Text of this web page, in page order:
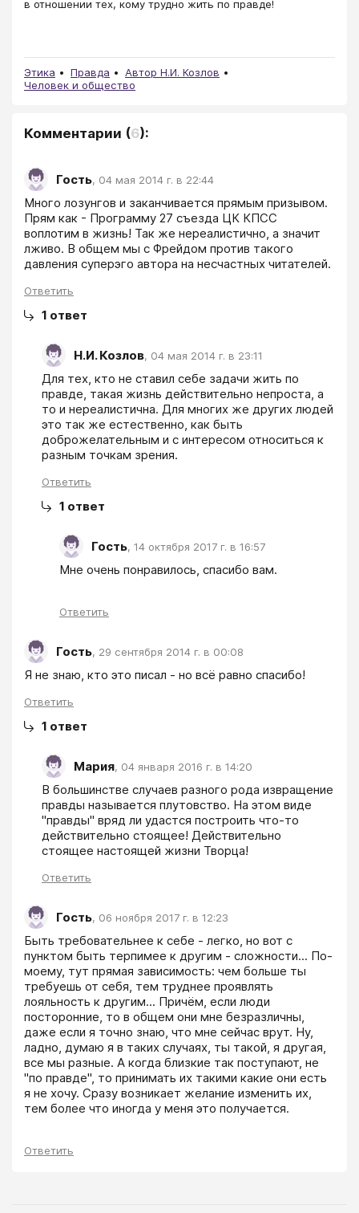
в отношении тех, кому трудно жить по правде!
Этика Правда
Автор Н.И. Козлов
Человек и общество
Комментарии (6):
Гость, 04 мая 2014 г. в 22:44
Много лозунгов и заканчивается прямым призывом.
Прям как - Программу 27 съезда ЦК КПСС
воплотим в жизнь! Так же нереалистично, а значит
лживо. В общем мы с Фрейдом против такого
давления суперэго автора на несчастных читателей.
Ответить
1 ответ
Н.И. Козлов, 04 мая 2014 г. в 23:11
Для тех, кто не ставил себе задачи жить по
правде, такая жизнь действительно непроста, а
то и нереалистична. Для многих же других людей
это так же естественно, как быть
доброжелательным и с интересом относиться к
разным точкам зрения.
Ответить
1 ответ
Гость, 14 октября 2017 г. в 16:57
Мне очень понравилось, спасибо вам.
Ответить
Гость, 29 сентября 2014 г. в 00:08
Ответить
1 ответ
Мария, 04 января 2016 г. в 14:20
В большинстве случаев разного рода извращение
правды называется плутовство. На этом виде
"правды" вряд ли удастся построить что-то
действительно стоящее! Действительно
стоящее настоящей жизни Творца!
Ответить
Гость, 06 ноября 2017 г. в 12:23
Быть требовательнее к себе - легко, но вот с
пунктом быть терпимее к другим - сложности... По-
моему, тут прямая зависимость: чем больше ты
требуешь от себя, тем труднее проявлять
лояльность к другим... Причём, если люди
посторонние, то в общем они мне безразличны,
даже если я точно знаю, что мне сейчас врут. Ну,
ладно, думаю я в таких случаях, ты такой, я другая,
все мы разные. А когда близкие так поступают, не
"по правде", то принимать их такими какие они есть
я не хочу. Сразу возникает желание изменить их,
тем более что иногда у меня это получается.
Ответить